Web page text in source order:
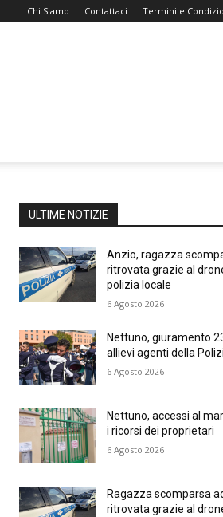
Chi Siamo Contattaci Termini e
ULTIME NOTIZIE
Anzio, ragazza
ritrovata grazie al
polizia locale
6 Agosto 2026
Nettuno, giuramento
allievi agenti della
6 Agosto 2026
Nettuno, accessi al
i ricorsi dei proprietari
6 Agosto 2026
Ragazza scomparsa
ritrovata grazie al